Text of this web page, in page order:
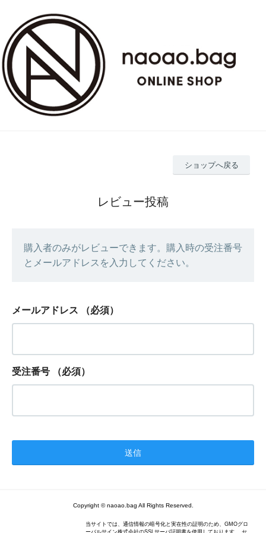
ショップへ戻る
レビュー投稿
購入者のみがレビューできます。購入時の受注番号
とメールアドレスを入力してください。
メールアドレス （必須）
受注番号 （必須）
Copyright © naoao.bag All Rights Reserved.
当サイトでは、通信情報の暗号化と実在性の証明のため、GMOグロ
ーバルサイン株式会社のSSLサーバ証明書を使用しております。 セ